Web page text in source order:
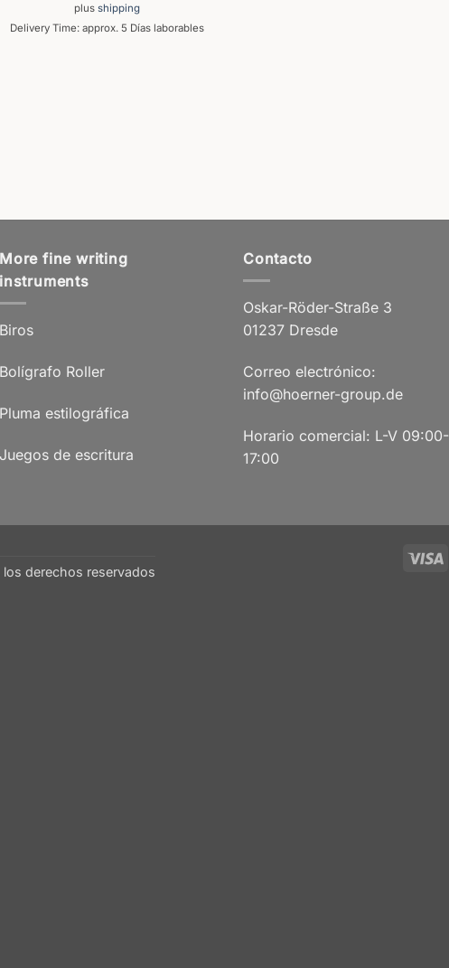
plus shipping
Delivery Time: approx. 5 Días laborables
More fine writing
instruments
Biros
Bolígrafo Roller
Pluma estilográfica
Juegos de escritura
Contacto
Oskar-Röder-Straße 3
01237 Dresde
Correo electrónico:
info@hoerner-group.de
Horario comercial: L-V 09:00-
17:00
derechos reservados